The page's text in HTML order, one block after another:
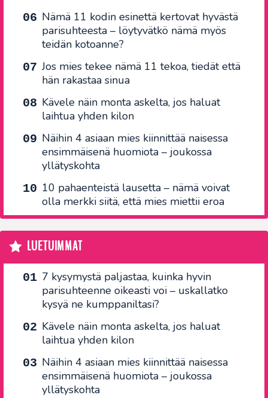
Nämä 11 kodin esinettä kertovat hyvästä
parisuhteesta – löytyvätkö nämä myös
teidän kotoanne?
Jos mies tekee nämä 11 tekoa, tiedät että
hän rakastaa sinua
Kävele näin monta askelta, jos haluat
laihtua yhden kilon
Näihin 4 asiaan mies kiinnittää naisessa
ensimmäisenä huomiota – joukossa
yllätyskohta
10 pahaenteistä lausetta – nämä voivat
olla merkki siitä, että mies miettii eroa
LUETUIMMAT
7 kysymystä paljastaa, kuinka hyvin
parisuhteenne oikeasti voi – uskallatko
kysyä ne kumppaniltasi?
Kävele näin monta askelta, jos haluat
laihtua yhden kilon
Näihin 4 asiaan mies kiinnittää naisessa
ensimmäisenä huomiota – joukossa
yllätyskohta